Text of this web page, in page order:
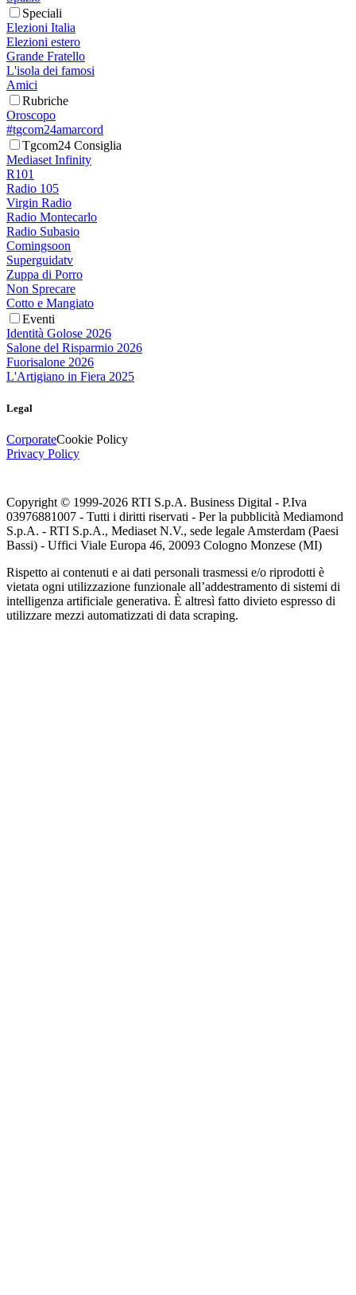
Speciali
Elezioni Italia
Elezioni estero
Grande Fratello
L'isola dei famosi
Amici
Rubriche
Oroscopo
#tgcom24amarcord
Tgcom24 Consiglia
Mediaset Infinity
R101
Radio 105
Virgin Radio
Radio Montecarlo
Radio Subasio
Comingsoon
Superguidatv
Zuppa di Porro
Non Sprecare
Cotto e Mangiato
Eventi
Identità Golose 2026
Salone del Risparmio 2026
Fuorisalone 2026
L'Artigiano in Fiera 2025
Legal
CorporateCookie Policy
Privacy Policy
Copyright © 1999-2026 RTI S.p.A. Business Digital - P.Iva
03976881007 - Tutti i diritti riservati - Per la pubblicità Mediamond
S.p.A. - RTI S.p.A., Mediaset N.V., sede legale Amsterdam (Paesi
Bassi) - Uffici Viale Europa 46, 20093 Cologno Monzese (MI)
Rispetto ai contenuti e ai dati personali trasmessi e/o riprodotti è
vietata ogni utilizzazione funzionale all’addestramento di sistemi di
intelligenza artificiale generativa. È altresì fatto divieto espresso di
utilizzare mezzi automatizzati di data scraping.